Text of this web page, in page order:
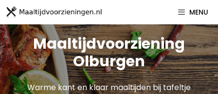
Spring
naar
inhoud
MENU
Maaltijdvoorziening
Olburgen
Warme kant en klaar maaltijden bij tafeltje